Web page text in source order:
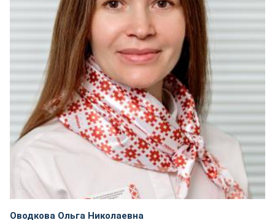
Оводкова Ольга Николаевна